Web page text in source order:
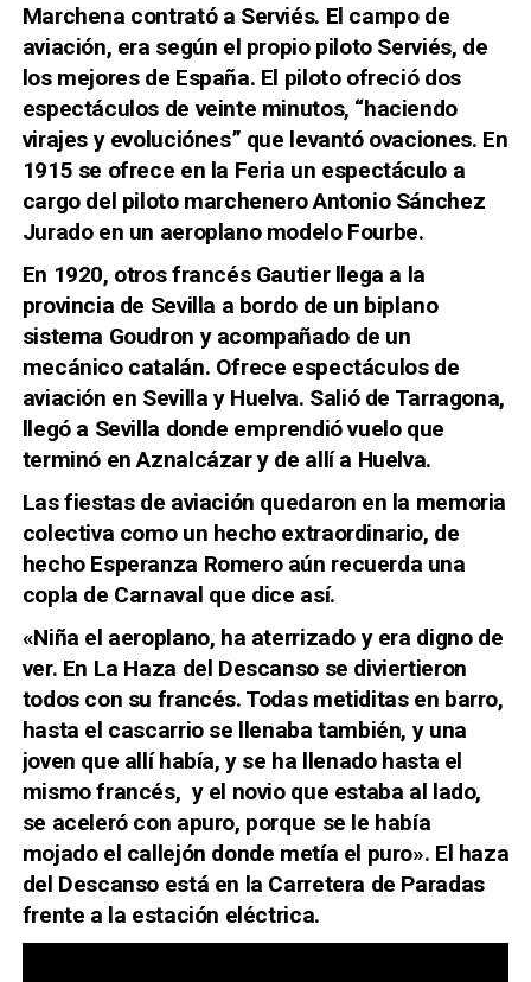
Marchena contrató a Serviés. El campo de
aviación, era según el propio piloto Serviés, de
los mejores de España. El piloto ofreció dos
espectáculos de veinte minutos, “haciendo
virajes y evoluciónes” que levantó ovaciones. En
1915 se ofrece en la Feria un espectáculo a
cargo del piloto marchenero Antonio Sánchez
Jurado en un aeroplano modelo Fourbe.
En 1920, otros francés Gautier llega a la
provincia de Sevilla a bordo de un biplano
sistema Goudron y acompañado de un
mecánico catalán. Ofrece espectáculos de
aviación en Sevilla y Huelva. Salió de Tarragona,
llegó a Sevilla donde emprendió vuelo que
terminó en Aznalcázar y de allí a Huelva.
Las fiestas de aviación quedaron en la memoria
colectiva como un hecho extraordinario, de
hecho Esperanza Romero aún recuerda una
copla de Carnaval que dice así.
«Niña el aeroplano, ha aterrizado y era digno de
ver. En La Haza del Descanso se diviertieron
todos con su francés. Todas metiditas en barro,
hasta el cascarrio se llenaba también, y una
joven que allí había, y se ha llenado hasta el
mismo francés, y el novio que estaba al lado,
se aceleró con apuro, porque se le había
mojado el callejón donde metía el puro». El haza
del Descanso está en la Carretera de Paradas
frente a la estación eléctrica.